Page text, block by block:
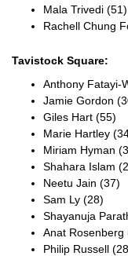
Mala Trivedi (51)
Rachell Chung
Tavistock Square:
Anthony Fatayi-
Jamie Gordon
Giles Hart (55)
Marie Hartley
Miriam Hyman
Shahara Islam
Neetu Jain (37)
Sam Ly (28)
Shayanuja
Anat Rosenberg
Philip Russell